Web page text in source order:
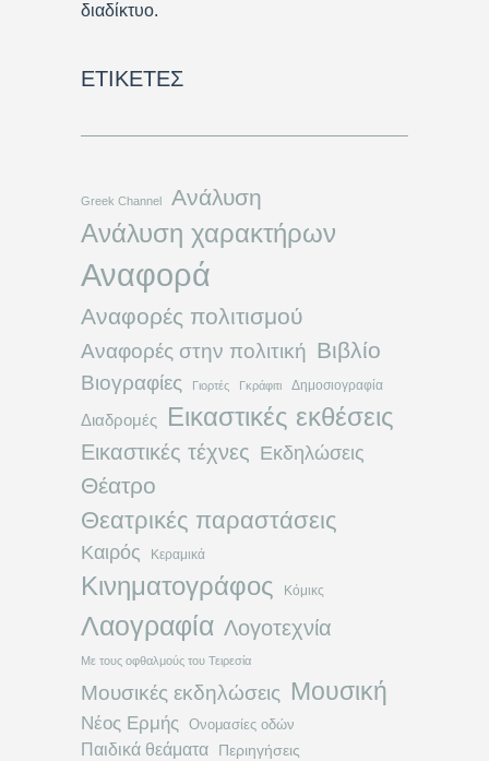
διαδίκτυο.
ΕΤΙΚΈΤΕΣ
Greek Channel Ανάλυση
Ανάλυση χαρακτήρων
Αναφορά
Αναφορές πολιτισμού
Αναφορές στην πολιτική Βιβλίο
Βιογραφίες Γιορτές Γκράφιτι Δημοσιογραφία
Διαδρομές Εικαστικές εκθέσεις
Εικαστικές τέχνες Εκδηλώσεις
Θέατρο
Θεατρικές παραστάσεις
Καιρός Κεραμικά
Κινηματογράφος Κόμικς
Λαογραφία Λογοτεχνία
Με τους οφθαλμούς του Τειρεσία
Μουσικές εκδηλώσεις Μουσική
Νέος Ερμής Ονομασίες οδών
Παιδικά θεάματα Περιηγήσεις